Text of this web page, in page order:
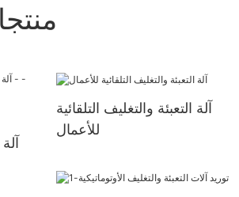
الأوتوماتيكية - - XingKe آلة
آلة التعبئة والتغليف التلقائية
للأعمال